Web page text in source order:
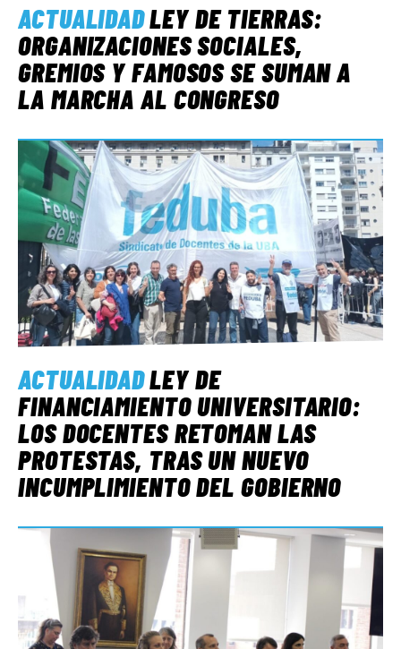
ACTUALIDADLEY DE TIERRAS:
ORGANIZACIONES SOCIALES,
GREMIOS Y FAMOSOS SE SUMAN A
LA MARCHA AL CONGRESO
ACTUALIDADLEY DE
FINANCIAMIENTO UNIVERSITARIO:
LOS DOCENTES RETOMAN LAS
PROTESTAS, TRAS UN NUEVO
INCUMPLIMIENTO DEL GOBIERNO